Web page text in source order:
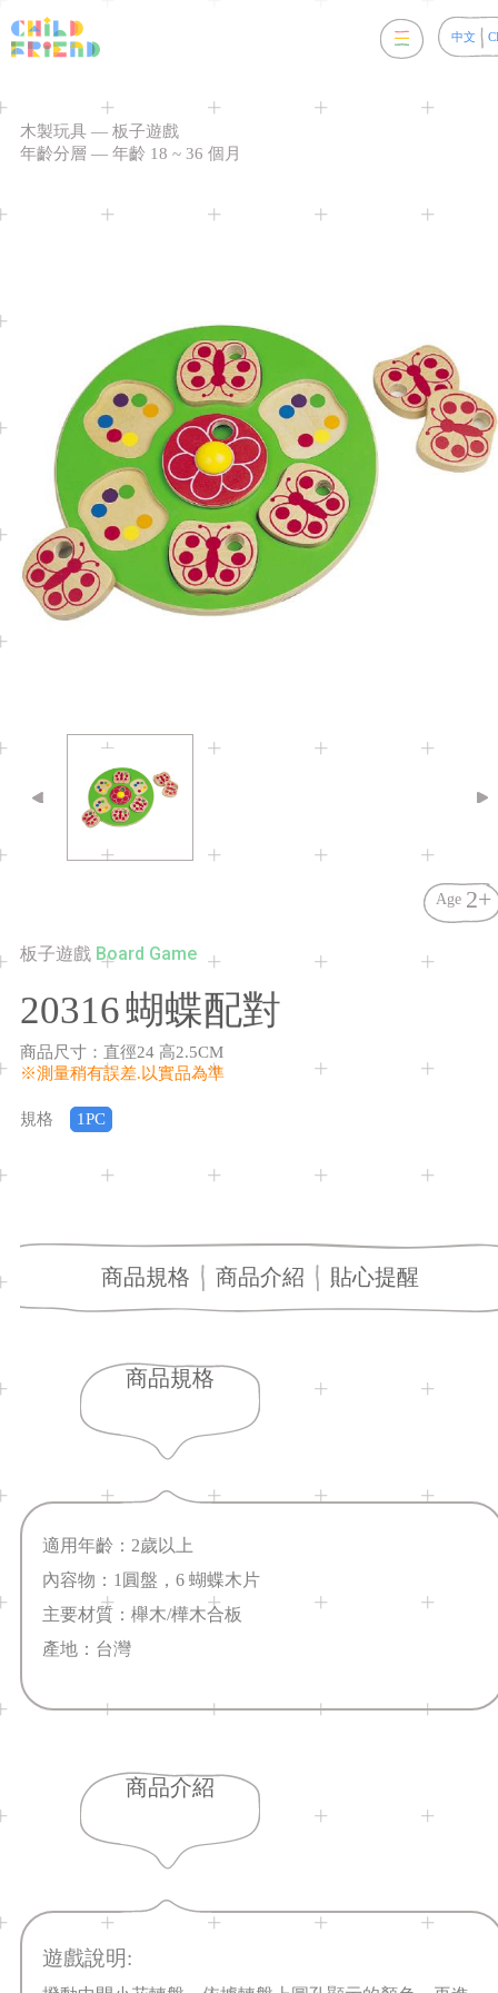
中文
木製玩具 — 板子遊戲
年齡分層 — 年齡 18 ~ 36 個月
Age 2+
板子遊戲 Board Game
20316蝴蝶配對
商品尺寸 ： 直徑24 高2.5CM
※測量稍有誤差.以實品為準
規格 1PC
商品規格 商品介紹 貼心提醒
商品規格
適用年齡：2歲以上
內容物：1圓盤，6 蝴蝶木片
主要材質：櫸木/樺木合板
產地：台灣
商品介紹
遊戲說明: